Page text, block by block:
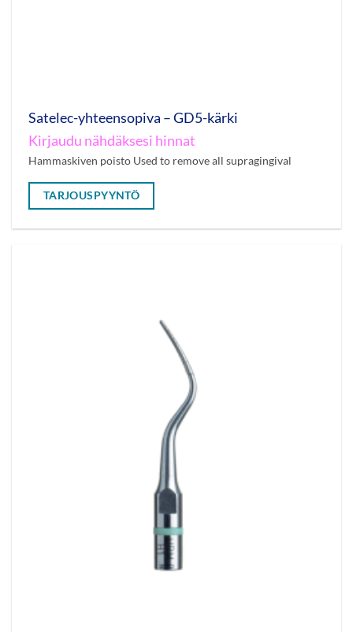
Satelec-yhteensopiva – GD5-kärki
Kirjaudu nähdäksesi hinnat
Hammaskiven poisto Used to remove all supragingival
TARJOUSPYYNTÖ